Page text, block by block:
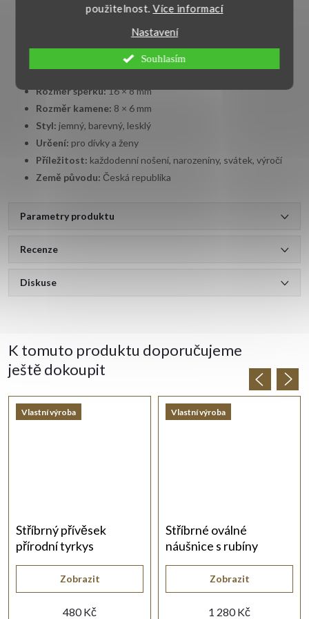
použitelnost.Více informací
Nastavení
Souhlasím
Hlavní kámen:tyrkys
oválný tvar
Rozměr šperku:16 × 8 mm
Rozměr kamene: 8 × 6 mm
Styl: jemný, barevný, lesklý
Určení: pro dívky a ženy
Příležitost: každodenní nošení, narozeniny, svátek, výročí
Země původu: Česká republika
Parametry produktu
Recenze
Diskuse
K tomuto produktu doporučujeme
ještě dokoupit
Vlastní výroba
Stříbrný přívěsek
přírodní tyrkys
480 Kč
Zobrazit
Vlastní výroba
Stříbrné oválné
náušnice s rubíny
1 280 Kč
Zobrazit